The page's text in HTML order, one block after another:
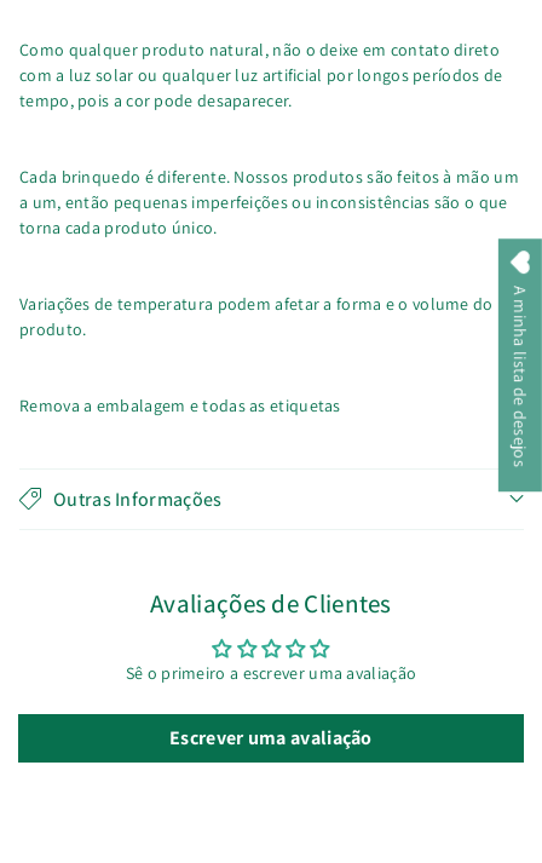
Como qualquer produto natural, não o deixe em contato direto
com a luz solar ou qualquer luz artificial por longos períodos de
tempo, pois a cor pode desaparecer.
Cada brinquedo é diferente. Nossos produtos são feitos à mão um
a um, então pequenas imperfeições ou inconsistências são o que
torna cada produto único.
Variações de temperatura podem afetar a forma e o volume do
produto.
Remova a embalagem e todas as etiquetas
Outras Informações
Avaliações de Clientes
Sê o primeiro a escrever uma avaliação
Escrever uma avaliação
A minha lista de desejos